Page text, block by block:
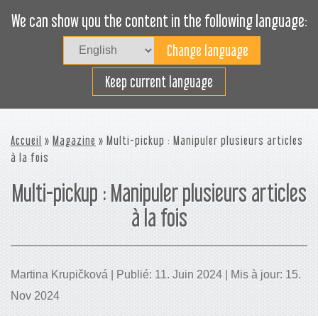
We can show you the content in the following language:
Keep current language
Planifier efficacement
Accueil » Magazine » Multi-pickup : Manipuler plusieurs articles
à la fois
Multi-pickup : Manipuler plusieurs articles
à la fois
Martina Krupičková | Publié: 11. Juin 2024 | Mis à jour: 15.
Nov 2024